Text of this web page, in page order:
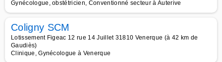
Gynécologue, obstétricien, Conventionné secteur à Auterive
Coligny SCM
Lotissement Figeac 12 rue 14 Juillet 31810 Venerque (à 42 km de
Gaudiès)
Clinique, Gynécologue à Venerque